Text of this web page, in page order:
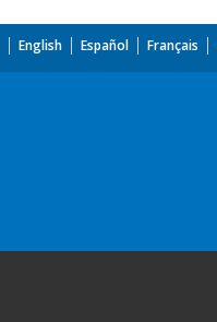
English Español Français